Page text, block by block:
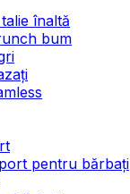
înaltă
bum
pentru bărbați